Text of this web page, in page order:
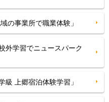
の事業所で職業体験」
外学習でニュースパーク
級 上郷宿泊体験学習」